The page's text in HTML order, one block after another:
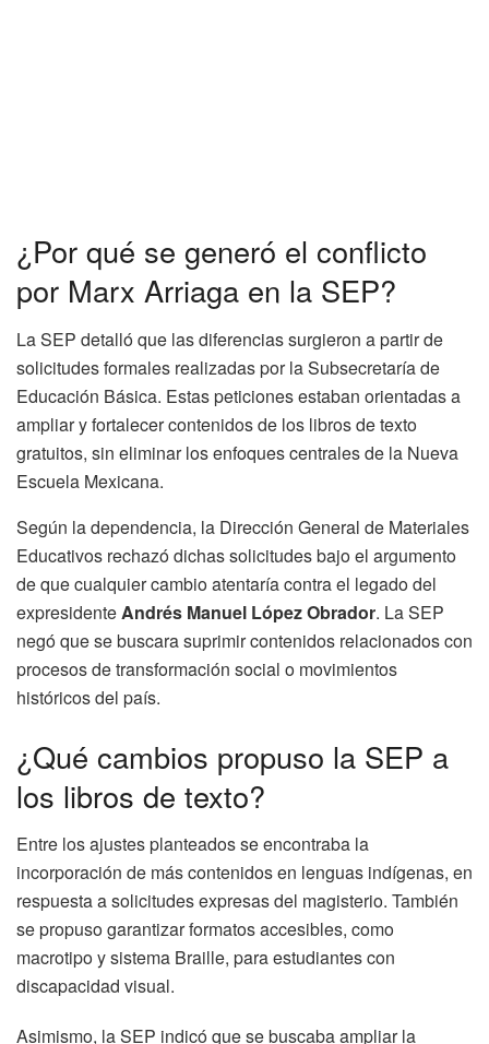
¿Por qué se generó el conflicto
por Marx Arriaga en la SEP?
La SEP detalló que las diferencias surgieron a partir de
solicitudes formales realizadas por la Subsecretaría de
Educación Básica. Estas peticiones estaban orientadas a
ampliar y fortalecer contenidos de los libros de texto
gratuitos, sin eliminar los enfoques centrales de la Nueva
Escuela Mexicana.
Según la dependencia, la Dirección General de Materiales
Educativos rechazó dichas solicitudes bajo el argumento
de que cualquier cambio atentaría contra el legado del
expresidenteAndrés Manuel López Obrador. La SEP
negó que se buscara suprimir contenidos relacionados con
procesos de transformación social o movimientos
históricos del país.
¿Qué cambios propuso la SEP a
los libros de texto?
Entre los ajustes planteados se encontraba la
incorporación de más contenidos en lenguas indígenas, en
respuesta a solicitudes expresas del magisterio. También
se propuso garantizar formatos accesibles, como
macrotipo y sistema Braille, para estudiantes con
discapacidad visual.
Asimismo, la SEP indicó que se buscaba ampliar la